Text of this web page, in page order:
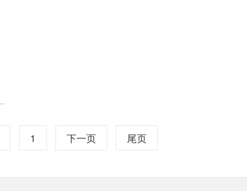
1 下一页 尾页